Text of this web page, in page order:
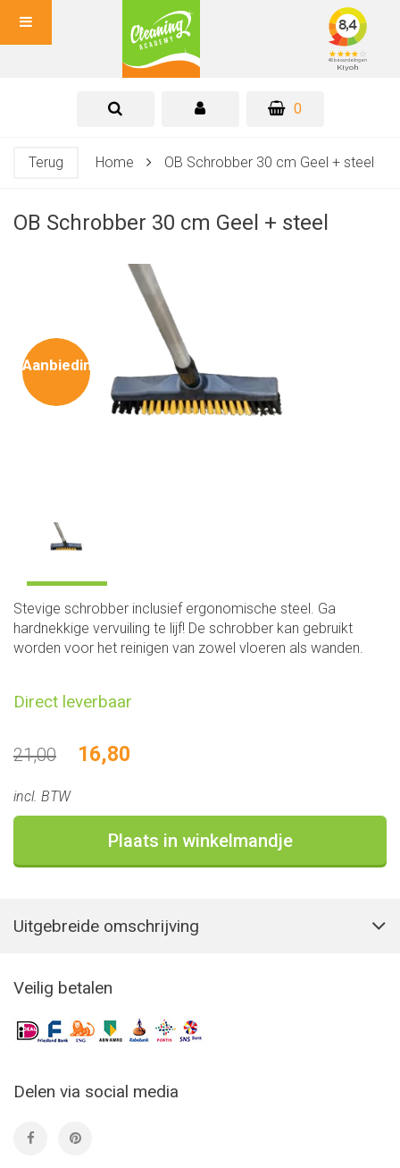
0
Terug Home OB Schrobber 30 cm Geel + steel
OB Schrobber 30 cm Geel + steel
Aanbieding
Stevige schrobber inclusief ergonomische steel. Ga
hardnekkige vervuiling te lijf! De schrobber kan gebruikt
worden voor het reinigen van zowel vloeren als wanden.
Direct leverbaar
21,00 16,80
incl. BTW
Plaats in winkelmandje
Uitgebreide omschrijving
Veilig betalen
Delen via social media